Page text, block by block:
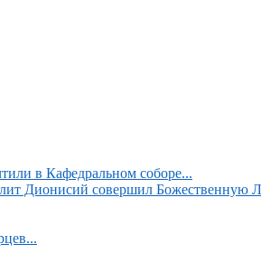
в Кафедральном соборе...
Дионисий совершил Божественную